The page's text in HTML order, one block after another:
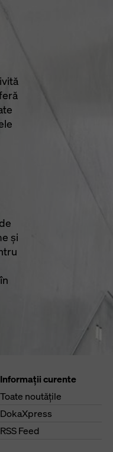
şi
Informaţii curente
Toate noutăţile
DokaXpress
RSS Feed